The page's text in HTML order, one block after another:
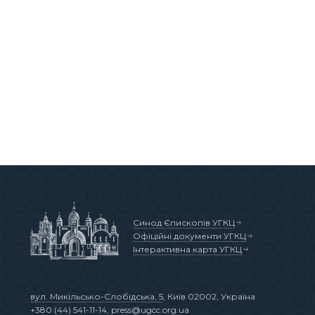
вул. Микільсько-Слобідська, 5 , Київ 02002, Україна
+380 (44) 541-11-14 press@ugcc.org.ua
Синод Єпископів УГКЦ
Офіційні документи УГКЦ
Інтерактивна карта УГКЦ